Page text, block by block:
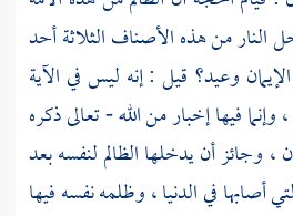
النار من هذه الأصناف الثلاثة أحد
وعيد؟ قيل : إنه ليس في الآية
فيها إخبار من الله - تعالى ذكره
أن يدخلها الظالم لنفسه بعد
أصابها في الدنيا ، وظلمه نفسه فيها